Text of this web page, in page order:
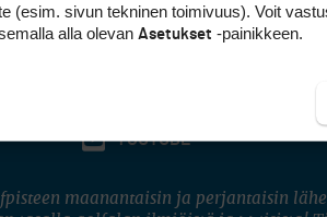
YOUTUBE
maanantaisin ja perjantaisin
(esim. sivun tekninen toimivuus). Voit
alla olevan Asetukset -painikkeen.